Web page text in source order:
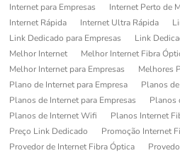
Internet para Empresas
Internet Perto de
Internet Rápida
Internet Ultra Rápida
Link Dedicado para Empresas
Link
Melhor Internet
Melhor Internet Fibra
Melhor Internet para Empresas
Melhores
Plano de Internet para Empresa
Planos
Planos de Internet para Empresas
Planos
Planos de Internet Wifi
Planos Internet
Preço Link Dedicado
Promoção Internet
Provedor de Internet Fibra Óptica